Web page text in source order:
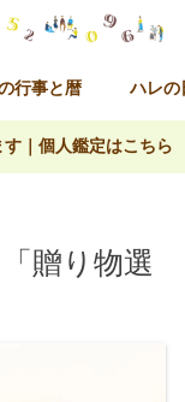
行事と暦 ハレの
｜個人鑑定はこちら
贈り物選